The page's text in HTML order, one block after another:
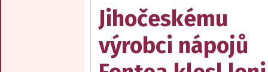
Jihočeskému
výrobci nápojů